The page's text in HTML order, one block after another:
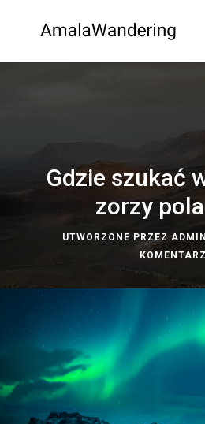
Gdzie szukać
zorzy
UTWORZONE PRZEZ ADMIN